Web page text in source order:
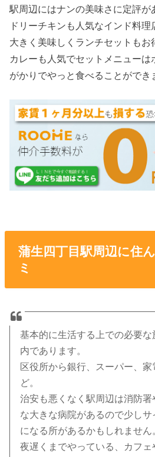
駅周辺にはナンの美味さに定評が
ドリーチキンも人気なインド料
大きく美味しくランチセットもお
カレーも人気でセットメニューは
がかりでやっと食べることができ
蒲生四丁目駅周辺に住
ミ
基本的に生活する上での必要な
内であります。
区役所から銀行、スーパー、
ど。
治安も悪くなく駅周辺は消防
な大きな病院があるので少し
になる所があるかもしれません
夜遅くまでやっている、カフ